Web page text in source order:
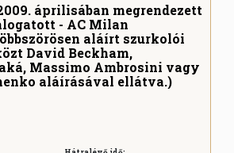
áprilisában megrendezett
- AC Milan
aláírt szurkolói
David Beckham,
Massimo Ambrosini vagy
aláírásával ellátva.)